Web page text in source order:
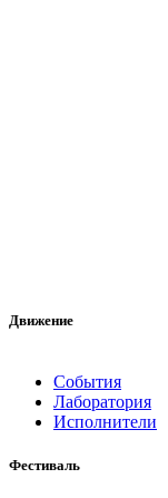
Движение
События
Лаборатория
Исполнители
Фестиваль